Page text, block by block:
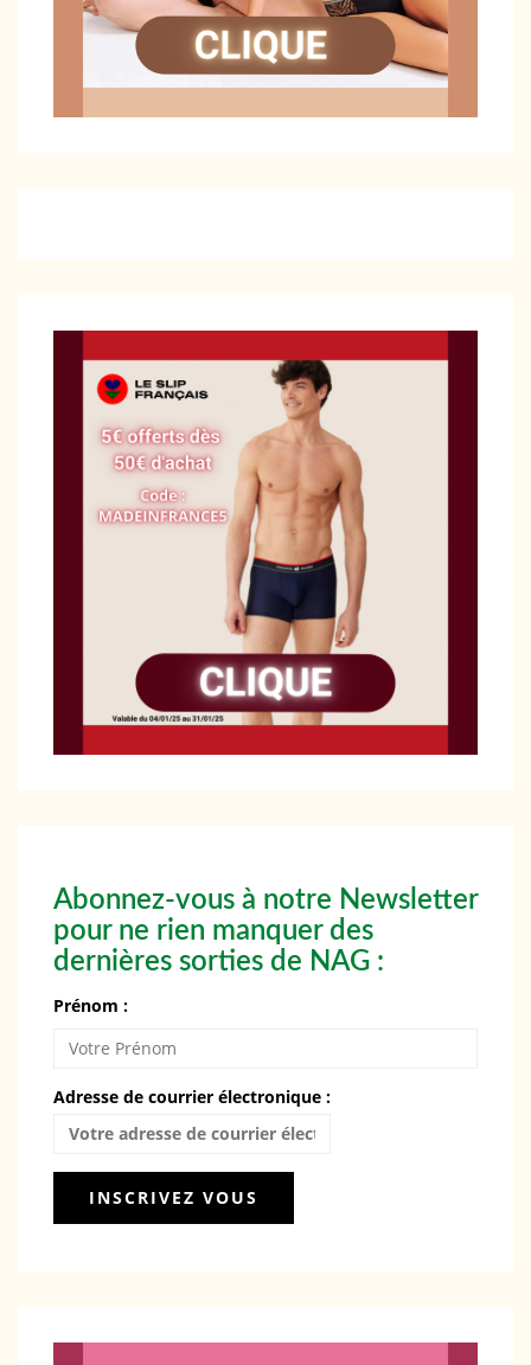
Abonnez-vous à notre Newsletter
pour ne rien manquer des
dernières sorties de NAG :
Prénom :
Adresse de courrier électronique :